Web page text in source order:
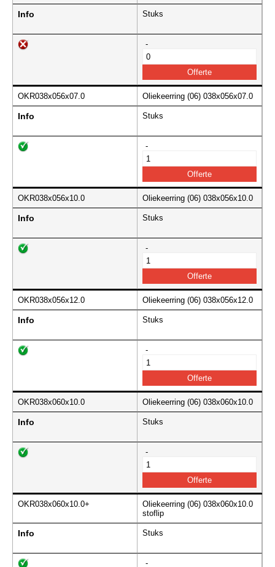
Info Stuks
-
OKR038x056x07.0 Oliekeerring (06) 038x056x07.0
Info Stuks
-
OKR038x056x10.0 Oliekeerring (06) 038x056x10.0
Info Stuks
-
OKR038x056x12.0 Oliekeerring (06) 038x056x12.0
Info Stuks
-
OKR038x060x10.0 Oliekeerring (06) 038x060x10.0
Info Stuks
-
OKR038x060x10.0+
Oliekeerring (06) 038x060x10.0
stoflip
Info Stuks
-